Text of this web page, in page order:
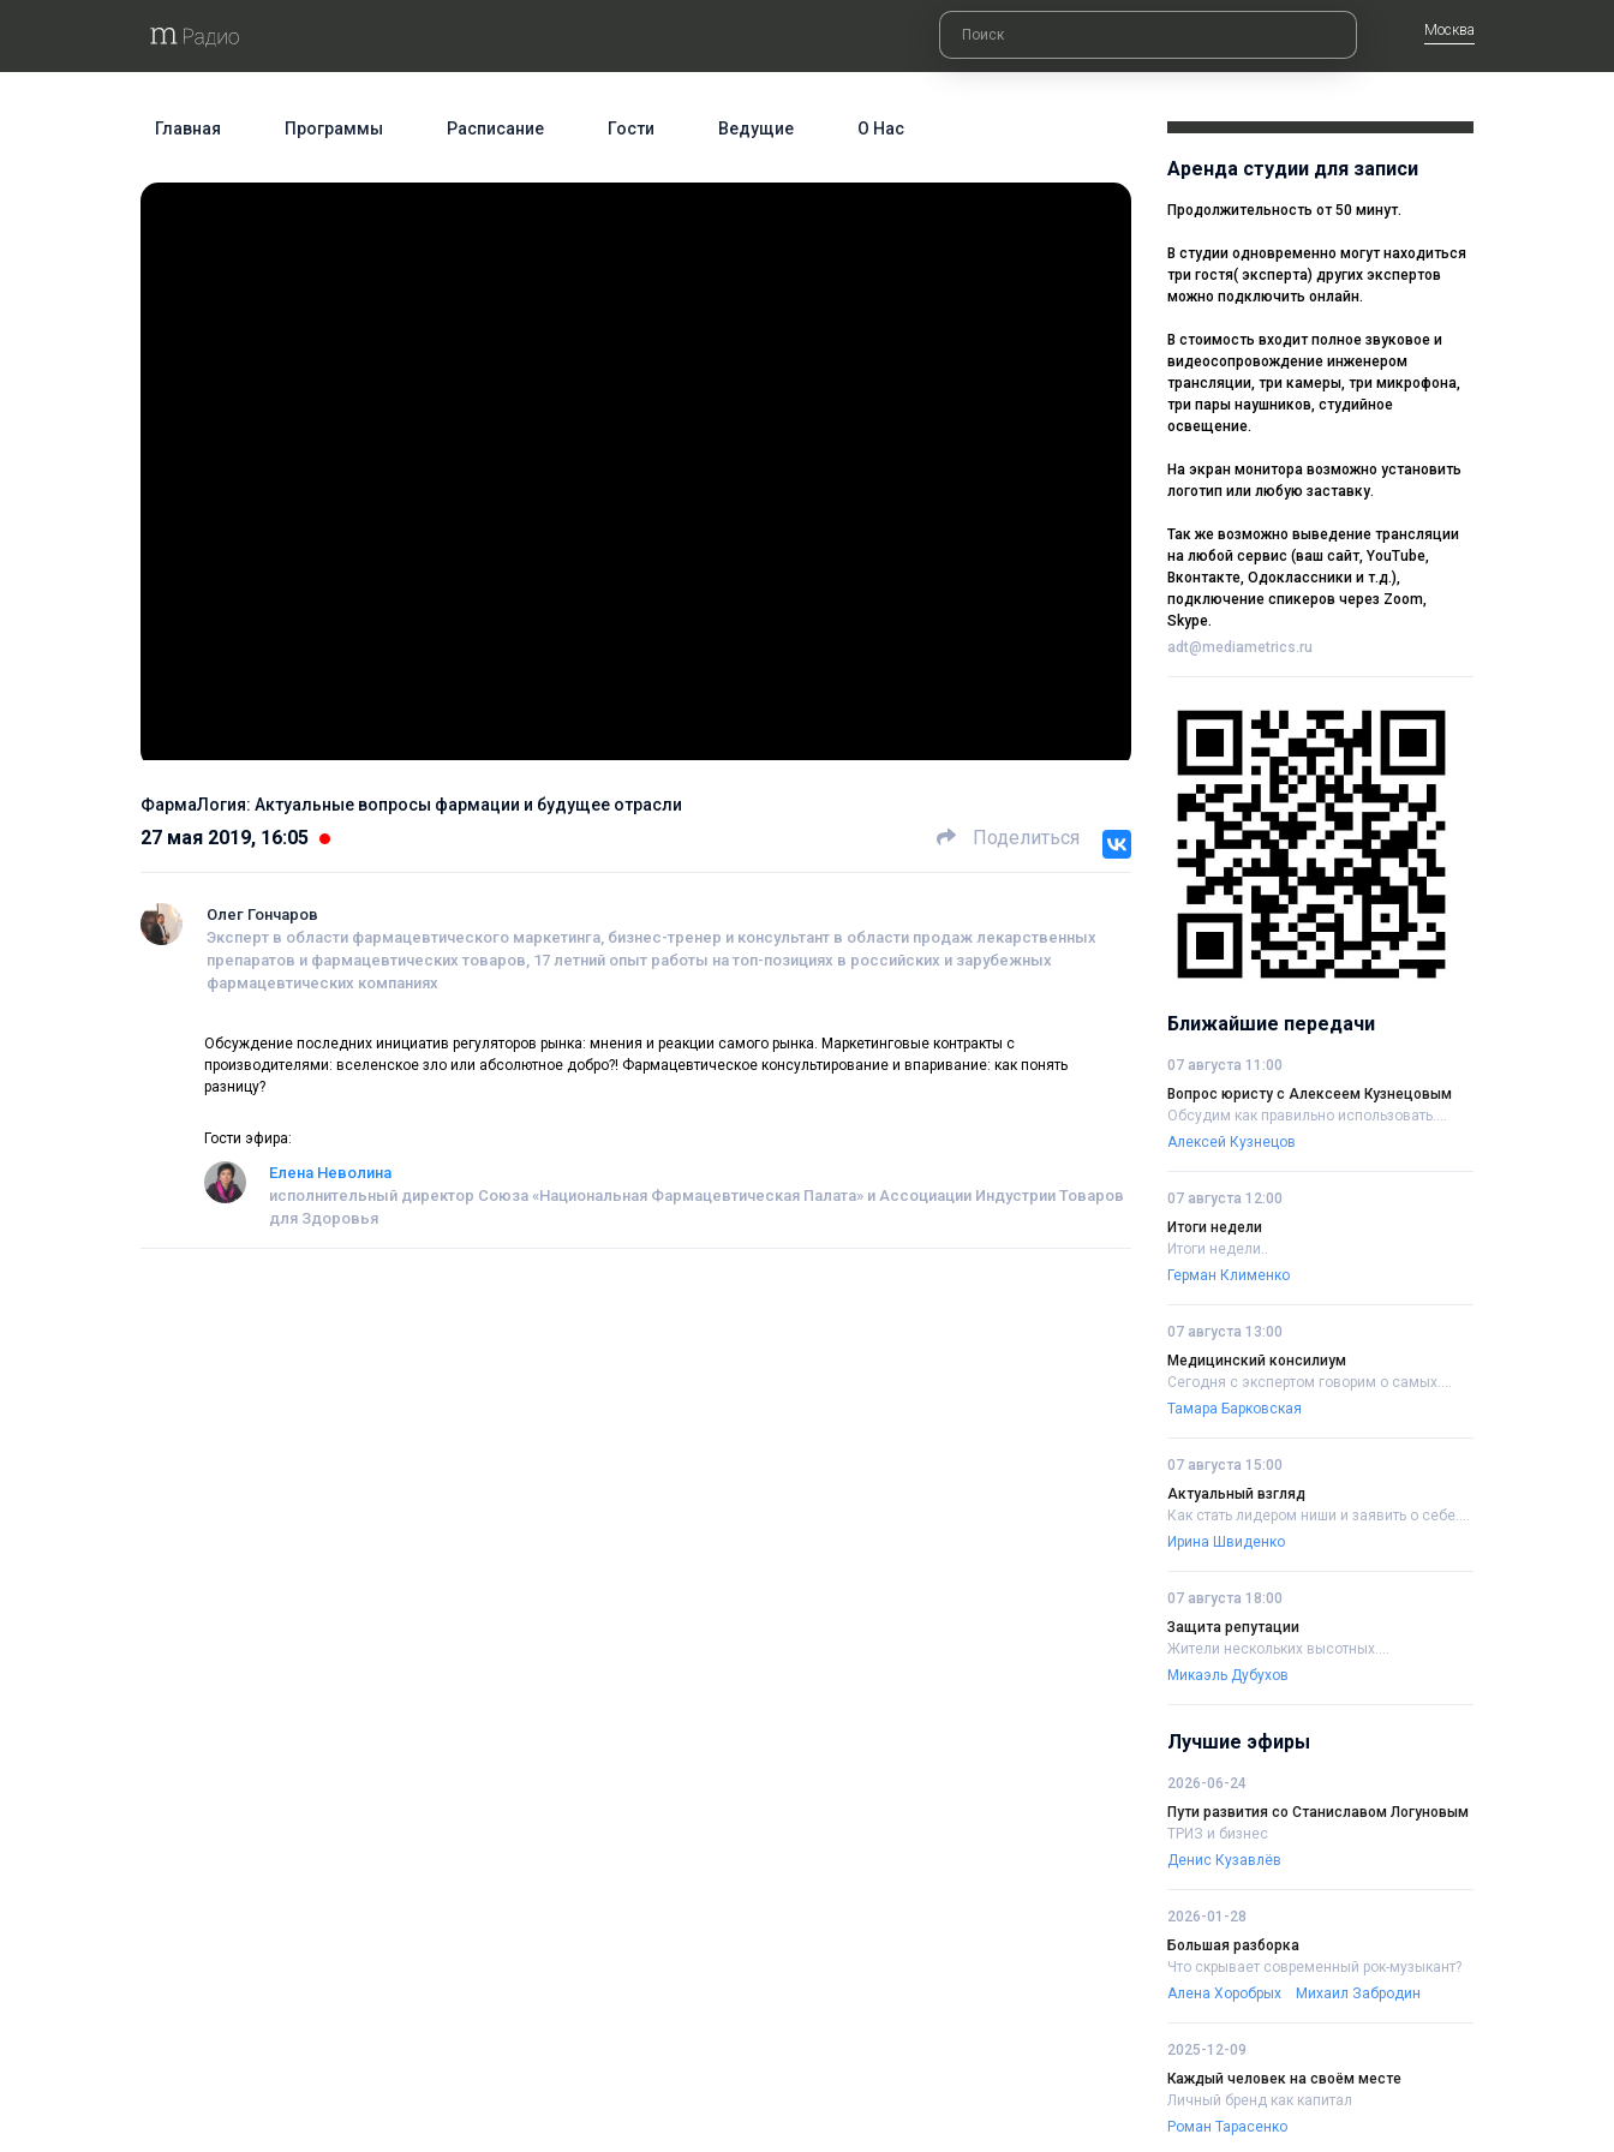
Москва
Главная Программы Расписание Гости Ведущие О Нас
ФармаЛогия: Актуальные вопросы фармации и будущее отрасли
27 мая 2019, 16:05 Поделиться
Олег Гончаров
Эксперт в области фармацевтического маркетинга, бизнес-тренер и консультант в области продаж лекарственных
препаратов и фармацевтических товаров, 17 летний опыт работы на топ-позициях в российских и зарубежных
фармацевтических компаниях
Обсуждение последних инициатив регуляторов рынка: мнения и реакции самого рынка. Маркетинговые контракты с
производителями: вселенское зло или абсолютное добро?! Фармацевтическое консультирование и впаривание: как понять
разницу?
Гости эфира:
Елена Неволина
исполнительный директор Союза «Национальная Фармацевтическая Палата» и Ассоциации Индустрии Товаров
для Здоровья
Аренда студии для записи
Продолжительность от 50 минут.
В студии одновременно могут находиться
три гостя( эксперта) других экспертов
можно подключить онлайн.
В стоимость входит полное звуковое и
видеосопровождение инженером
трансляции, три камеры, три микрофона,
три пары наушников, студийное
освещение.
На экран монитора возможно установить
логотип или любую заставку.
Так же возможно выведение трансляции
на любой сервис (ваш сайт, YouTube,
Вконтакте, Одоклассники и т.д.),
подключение спикеров через Zoom,
Skype.
adt@mediametrics.ru
Ближайшие передачи
07 августа 11:00
Вопрос юристу с Алексеем Кузнецовым
Обсудим как правильно использовать....
Алексей Кузнецов
07 августа 12:00
Итоги недели
Итоги недели..
Герман Клименко
07 августа 13:00
Медицинский консилиум
Сегодня с экспертом говорим о самых....
Тамара Барковская
07 августа 15:00
Актуальный взгляд
Как стать лидером ниши и заявить о себе....
Ирина Швиденко
07 августа 18:00
Защита репутации
Жители нескольких высотных....
Микаэль Дубухов
Лучшие эфиры
2026-06-24
Пути развития со Станиславом Логуновым
ТРИЗ и бизнес
Денис Кузавлёв
2026-01-28
Большая разборка
Что скрывает современный рок-музыкант?
Алена Хоробрых
Михаил Забродин
2025-12-09
Каждый человек на своём месте
Личный бренд как капитал
Роман Тарасенко